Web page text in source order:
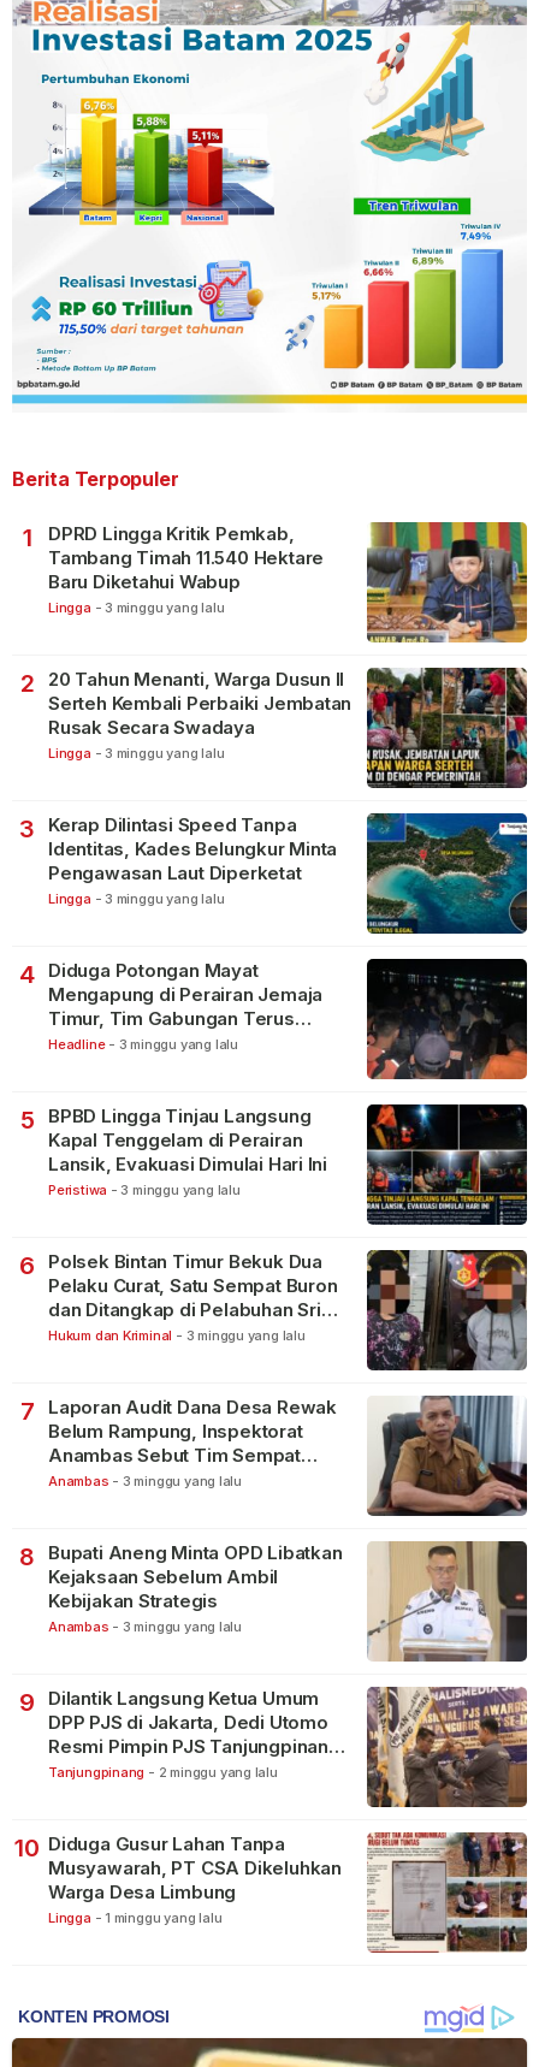
Berita Terpopuler
1
DPRD Lingga Kritik Pemkab,
Tambang Timah 11.540 Hektare
Baru Diketahui Wabup
Lingga - 3 minggu yang lalu
2
20 Tahun Menanti, Warga Dusun II
Serteh Kembali Perbaiki Jembatan
Rusak Secara Swadaya
Lingga - 3 minggu yang lalu
3
Kerap Dilintasi Speed Tanpa
Identitas, Kades Belungkur Minta
Pengawasan Laut Diperketat
Lingga - 3 minggu yang lalu
4
Diduga Potongan Mayat
Mengapung di Perairan Jemaja
Timur, Tim Gabungan Terus
Lakukan Pencarian
Headline - 3 minggu yang lalu
5
BPBD Lingga Tinjau Langsung
Kapal Tenggelam di Perairan
Lansik, Evakuasi Dimulai Hari Ini
Peristiwa - 3 minggu yang lalu
6
Polsek Bintan Timur Bekuk Dua
Pelaku Curat, Satu Sempat Buron
dan Ditangkap di Pelabuhan Sri
Bintan Pura
Hukum dan Kriminal - 3 minggu yang lalu
7
Laporan Audit Dana Desa Rewak
Belum Rampung, Inspektorat
Anambas Sebut Tim Sempat
Terbagi Tangani Kasus Lain
Anambas - 3 minggu yang lalu
8
Bupati Aneng Minta OPD Libatkan
Kejaksaan Sebelum Ambil
Kebijakan Strategis
Anambas - 3 minggu yang lalu
9
Dilantik Langsung Ketua Umum
DPP PJS di Jakarta, Dedi Utomo
Resmi Pimpin PJS Tanjungpinang-
Bintan
Tanjungpinang - 2 minggu yang lalu
10 Diduga Gusur Lahan Tanpa
Musyawarah, PT CSA Dikeluhkan
Warga Desa Limbung
Lingga - 1 minggu yang lalu